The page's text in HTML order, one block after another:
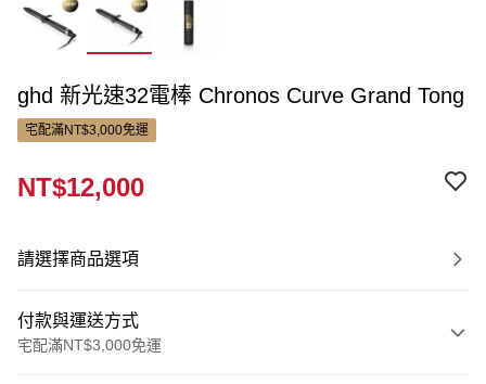
ghd 新光速32電棒 Chronos Curve Grand Tong
宅配滿NT$3,000免運
NT$12,000
請選擇商品選項
付款與運送方式
宅配滿NT$3,000免運